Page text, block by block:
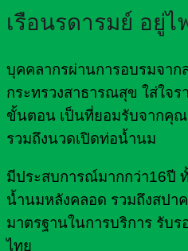
เรือนรดารมย์ อยู่ไ
บุคคลากรผ่านการอบรมจา
กระทรวงสาธารณสุข ใส่ใจร
ขั้นตอน เป็นที่ยอมรับจากคุ
รวมถึงนวดเปิดท่อน้ำนม
มีประสบการณ์มากกว่า16ปี
น้ำนมหลังคลอด รวมถึงสปา
มาตรฐานในการบริการ รับ
ไทย